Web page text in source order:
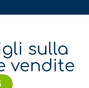
sulla
vendite